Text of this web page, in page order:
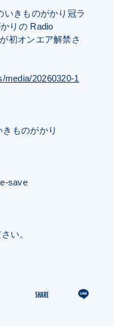
いきものがかり冠ラ
りの Radio
初オンエア解禁さ
media/20260320-1
ものがかり
save
い。
SHARE